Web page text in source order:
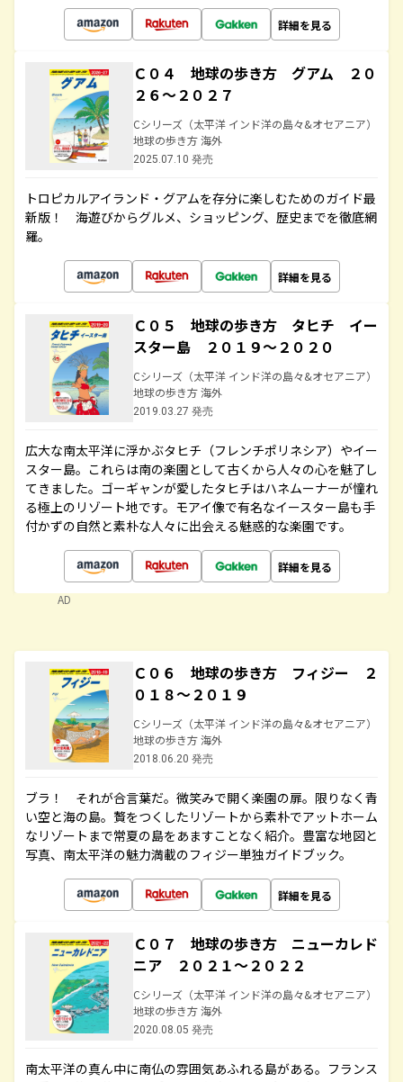
詳細を見る
Ｃ０４ 地球の歩き方 グアム ２０
２６～２０２７
Cシリーズ（太平洋 インド洋の島々&オセアニア）
地球の歩き方 海外
2025.07.10 発売
トロピカルアイランド・グアムを存分に楽しむためのガイド最
新版！ 海遊びからグルメ、ショッピング、歴史までを徹底網
羅。
詳細を見る
Ｃ０５ 地球の歩き方 タヒチ イー
スター島 ２０１９～２０２０
Cシリーズ（太平洋 インド洋の島々&オセアニア）
地球の歩き方 海外
2019.03.27 発売
広大な南太平洋に浮かぶタヒチ（フレンチポリネシア）やイー
スター島。これらは南の楽園として古くから人々の心を魅了し
てきました。ゴーギャンが愛したタヒチはハネムーナーが憧れ
る極上のリゾート地です。モアイ像で有名なイースター島も手
付かずの自然と素朴な人々に出会える魅惑的な楽園です。
詳細を見る
AD
Ｃ０６ 地球の歩き方 フィジー ２
０１８～２０１９
Cシリーズ（太平洋 インド洋の島々&オセアニア）
地球の歩き方 海外
2018.06.20 発売
ブラ！ それが合言葉だ。微笑みで開く楽園の扉。限りなく青
い空と海の島。贅をつくしたリゾートから素朴でアットホーム
なリゾートまで常夏の島をあますことなく紹介。豊富な地図と
写真、南太平洋の魅力満載のフィジー単独ガイドブック。
詳細を見る
Ｃ０７ 地球の歩き方 ニューカレド
ニア ２０２１～２０２２
Cシリーズ（太平洋 インド洋の島々&オセアニア）
地球の歩き方 海外
2020.08.05 発売
南太平洋の真ん中に南仏の雰囲気あふれる島がある。フランス